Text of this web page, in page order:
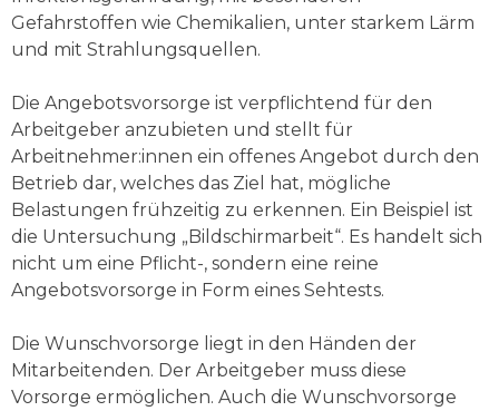
Gefahrstoffen wie Chemikalien, unter starkem Lärm
und mit Strahlungsquellen.
Die Angebotsvorsorge ist verpflichtend für den
Arbeitgeber anzubieten und stellt für
Arbeitnehmer:innen ein offenes Angebot durch den
Betrieb dar, welches das Ziel hat, mögliche
Belastungen frühzeitig zu erkennen. Ein Beispiel ist
die Untersuchung „Bildschirmarbeit“. Es handelt sich
nicht um eine Pflicht-, sondern eine reine
Angebotsvorsorge in Form eines Sehtests.
Die Wunschvorsorge liegt in den Händen der
Mitarbeitenden. Der Arbeitgeber muss diese
Vorsorge ermöglichen. Auch die Wunschvorsorge